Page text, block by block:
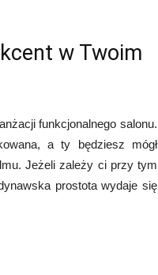
w Twoim
funkcjonalnego salonu.
a ty będziesz mógł
Jeżeli zależy ci przy tym
prostota wydaje się